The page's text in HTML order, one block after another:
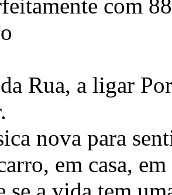
com
Rua, a ligar
nova para
em casa,